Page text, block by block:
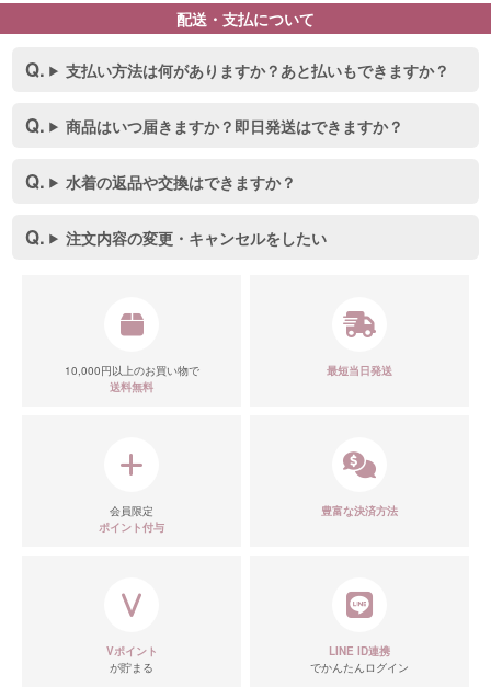
配送・支払について
支払い方法は何がありますか？あと払いもできますか？
商品はいつ届きますか？即日発送はできますか？
水着の返品や交換はできますか？
注文内容の変更・キャンセルをしたい
10,000円以上のお買い物で
送料無料
最短当日発送
会員限定
ポイント付与
豊富な決済方法
Vポイント
が貯まる
LINE ID連携
でかんたんログイン